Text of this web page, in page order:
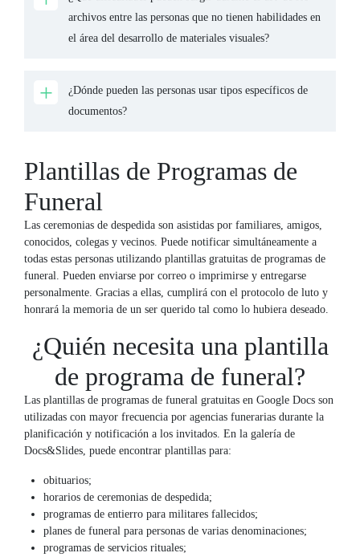
archivos entre las personas que no tienen habilidades en
el área del desarrollo de materiales visuales?
¿Dónde pueden las personas usar tipos específicos de
documentos?
Plantillas de Programas de
Funeral
Las ceremonias de despedida son asistidas por familiares, amigos,
conocidos, colegas y vecinos. Puede notificar simultáneamente a
todas estas personas utilizando plantillas gratuitas de programas de
funeral. Pueden enviarse por correo o imprimirse y entregarse
personalmente. Gracias a ellas, cumplirá con el protocolo de luto y
honrará la memoria de un ser querido tal como lo hubiera deseado.
¿Quién necesita una plantilla
de programa de funeral?
Las plantillas de programas de funeral gratuitas en Google Docs son
utilizadas con mayor frecuencia por agencias funerarias durante la
planificación y notificación a los invitados. En la galería de
Docs&Slides, puede encontrar plantillas para:
obituarios;
horarios de ceremonias de despedida;
programas de entierro para militares fallecidos;
planes de funeral para personas de varias denominaciones;
programas de servicios rituales;